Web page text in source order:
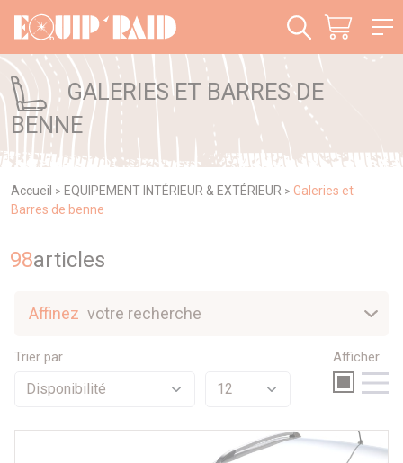
GALERIES ET BARRES DE
BENNE
Accueil > EQUIPEMENT INTÉRIEUR & EXTÉRIEUR > Galeries et
Barres de benne
98articles
Trier par Afficher
Affinez votre recherche
Promotions
Panneau de gestion des cookies